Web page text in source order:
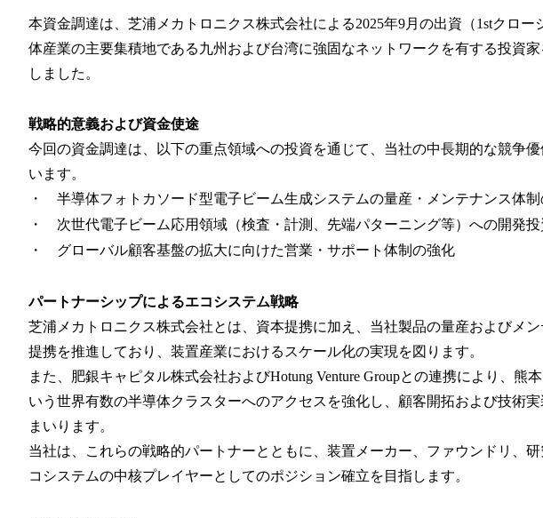
本資金調達は、芝浦メカトロニクス株式会社による2025年9月の出資（1stクロー
体産業の主要集積地である九州および台湾に強固なネットワークを有する投資
しました。
戦略的意義および資金使途
今回の資金調達は、以下の重点領域への投資を通じて、当社の中長期的な競争
います。
・ 半導体フォトカソード型電子ビーム生成システムの量産・メンテナンス体
・ 次世代電子ビーム応用領域（検査・計測、先端パターニング等）への開発投
・ グローバル顧客基盤の拡大に向けた営業・サポート体制の強化
パートナーシップによるエコシステム戦略
芝浦メカトロニクス株式会社とは、資本提携に加え、当社製品の量産およびメ
提携を推進しており、装置産業におけるスケール化の実現を図ります。
また、肥銀キャピタル株式会社およびHotung Venture Groupとの連携により、熊
いう世界有数の半導体クラスターへのアクセスを強化し、顧客開拓および技術
まいります。
当社は、これらの戦略的パートナーとともに、装置メーカー、ファウンドリ、
コシステムの中核プレイヤーとしてのポジション確立を目指します。